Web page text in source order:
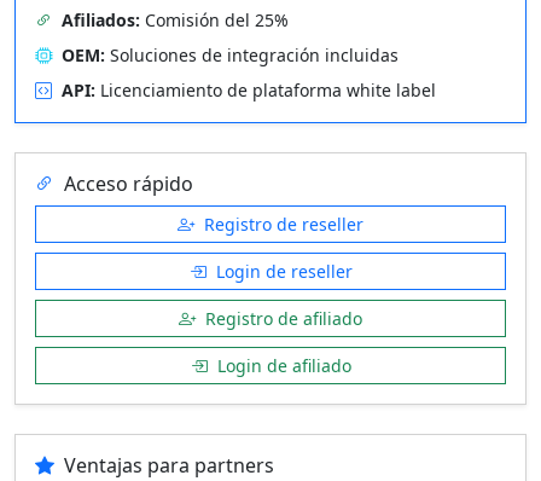
Afiliados: Comisión del 25%
OEM: Soluciones de integración incluidas
API: Licenciamiento de plataforma white label
Acceso rápido
Registro de reseller
Login de reseller
Registro de afiliado
Login de afiliado
Ventajas para partners